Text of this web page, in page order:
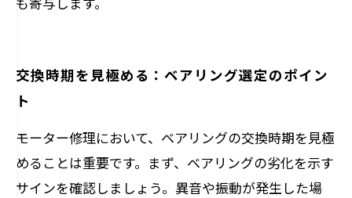
交換時期を見極める：ベアリング選定のポイン
ト
モーター修理において、ベアリングの交換時期を見極
めることは重要です。まず、ベアリングの劣化を示す
サインを確認しましょう。異音や振動が発生した場